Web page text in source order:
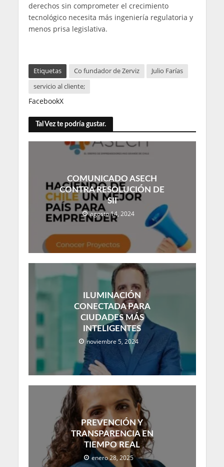
derechos sin comprometer el crecimiento
tecnológico necesita más ingeniería regulatoria y
menos prisa legislativa.
Etiquetas Co fundador de Zerviz
Julio Farías
servicio al cliente;
FacebookX
Tal Vez te podría gustar.
COMUNICADO ASECH
CONTRA RESOLUCIÓN DE
SII
agosto 14, 2024
ILUMINACIÓN
CONECTADA PARA
CIUDADES MÁS
INTELIGENTES
noviembre 5, 2024
PREVENCIÓN Y
TRANSPARENCIA EN
TIEMPO REAL
enero 28, 2025